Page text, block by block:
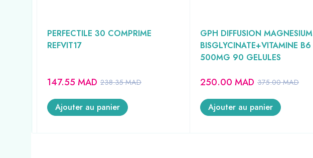
PERFECTILE 30 COMPRIME
REFVIT17
238.35MAD
147.55 MAD
Ajouter au panier
GPH DIFFUSION MAGNESIUM
BISGLYCINATE+VITAMINE B6
500MG 90 GELULES
375.00MAD
250.00 MAD
Ajouter au panier